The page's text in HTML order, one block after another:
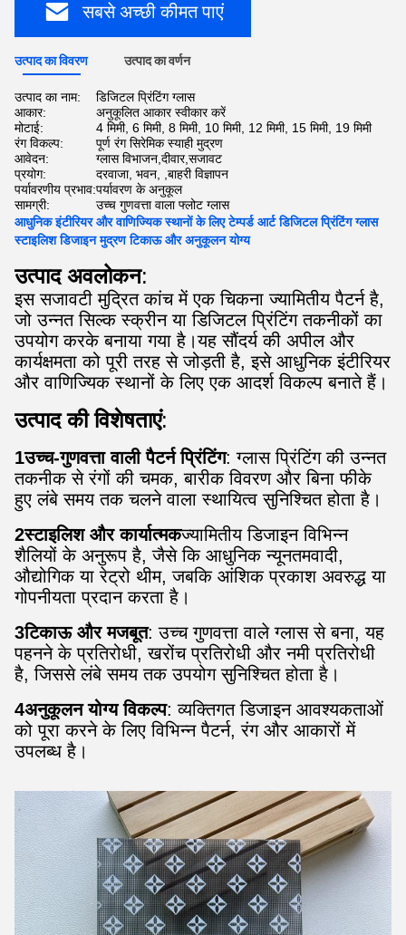
सबसे अच्छी कीमत पाएं
उत्पाद का विवरण उत्पाद का वर्णन
उत्पाद का नाम:
डिजिटल प्रिंटिंग ग्लास
आकार:
अनुकूलित आकार स्वीकार करें
मोटाई:
4 मिमी, 6 मिमी, 8 मिमी, 10 मिमी, 12 मिमी, 15 मिमी, 19 मिमी
रंग विकल्प:
पूर्ण रंग सिरेमिक स्याही मुद्रण
आवेदन:
ग्लास विभाजन,दीवार,सजावट
प्रयोग:
दरवाजा, भवन, ,बाहरी विज्ञापन
पर्यावरणीय प्रभाव:पर्यावरण के अनुकूल
सामग्री:
उच्च गुणवत्ता वाला फ्लोट ग्लास
आधुनिक इंटीरियर और वाणिज्यिक स्थानों के लिए टेम्पर्ड आर्ट डिजिटल प्रिंटिंग ग्लास
स्टाइलिश डिजाइन मुद्रण टिकाऊ और अनुकूलन योग्य
उत्पाद अवलोकन:
इस सजावटी मुद्रित कांच में एक चिकना ज्यामितीय पैटर्न है,
जो उन्नत सिल्क स्क्रीन या डिजिटल प्रिंटिंग तकनीकों का
उपयोग करके बनाया गया है।यह सौंदर्य की अपील और
कार्यक्षमता को पूरी तरह से जोड़ती है, इसे आधुनिक इंटीरियर
और वाणिज्यिक स्थानों के लिए एक आदर्श विकल्प बनाते हैं।
उत्पाद की विशेषताएं:
1उच्च-गुणवत्ता वाली पैटर्न प्रिंटिंग: ग्लास प्रिंटिंग की उन्नत
तकनीक से रंगों की चमक, बारीक विवरण और बिना फीके
हुए लंबे समय तक चलने वाला स्थायित्व सुनिश्चित होता है।
2स्टाइलिश और कार्यात्मकज्यामितीय डिजाइन विभिन्न
शैलियों के अनुरूप है, जैसे कि आधुनिक न्यूनतमवादी,
औद्योगिक या रेट्रो थीम, जबकि आंशिक प्रकाश अवरुद्ध या
गोपनीयता प्रदान करता है।
3टिकाऊ और मजबूत: उच्च गुणवत्ता वाले ग्लास से बना, यह
पहनने के प्रतिरोधी, खरोंच प्रतिरोधी और नमी प्रतिरोधी
है, जिससे लंबे समय तक उपयोग सुनिश्चित होता है।
4अनुकूलन योग्य विकल्प: व्यक्तिगत डिजाइन आवश्यकताओं
को पूरा करने के लिए विभिन्न पैटर्न, रंग और आकारों में
उपलब्ध है।